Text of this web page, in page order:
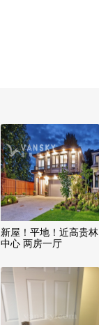
新屋！平地！近高贵林
中心 两房一厅